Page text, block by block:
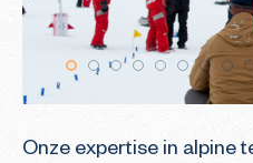
Onze expertise in alpine